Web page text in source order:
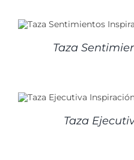
Taza
Taza